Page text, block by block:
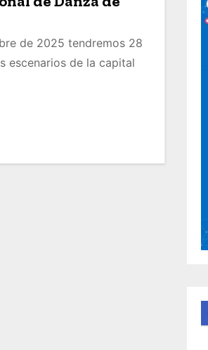
de 2025 tendremos 28
escenarios de la capital